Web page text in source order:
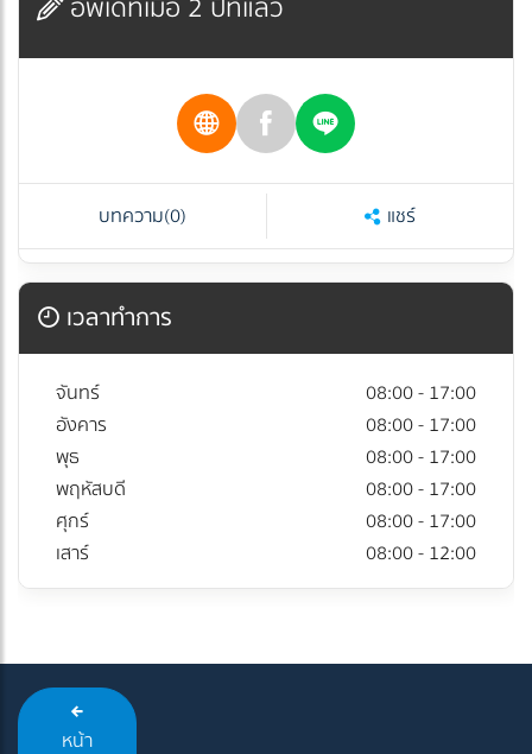
บทความ(0) แชร์
เวลาทำการ
จันทร์
08:00 - 17:00
อังคาร
08:00 - 17:00
พุธ
08:00 - 17:00
พฤหัสบดี
08:00 - 17:00
ศุกร์
08:00 - 17:00
เสาร์
08:00 - 12:00
หน้า